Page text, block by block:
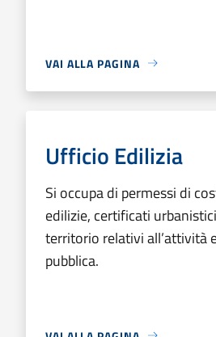
VAI ALLA PAGINA
Ufficio Edilizia
Si occupa di permessi di
edilizie, certificati
territorio relativi all’attività
pubblica.